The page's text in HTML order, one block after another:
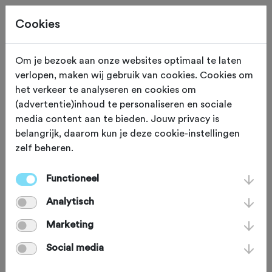
ETEN EN DRINKEN
Murphy's station &
motel
In het rustieke Oostvoorne, vind je
naast de schoonheid van de
duingebieden en al het natuurschoon
Motel Oostvoorne. Dit motel heeft 17
Cookies
Om je bezoek aan onze websites optimaal te laten
verlopen, maken wij gebruik van cookies. Cookies om
het verkeer te analyseren en cookies om
(advertentie)inhoud te personaliseren en sociale
media content aan te bieden. Jouw privacy is
belangrijk, daarom kun je deze cookie-instellingen
zelf beheren.
Functioneel
Analytisch
Marketing
Social media